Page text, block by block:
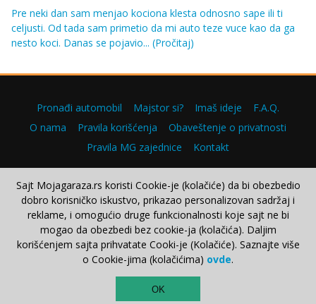
Pre neki dan sam menjao kociona klesta odnosno sape ili ti
celjusti. Od tada sam primetio da mi auto teze vuce kao da ga
nesto koci. Danas se pojavio... (Pročitaj)
Pronađi automobil Majstor si? Imaš ideje
F.A.Q.
O nama
Pravila korišćenja
Obaveštenje o privatnosti
Pravila MG zajednice
Kontakt
Copyright © 2000–2026.
Sajt Mojagaraza.rs koristi Cookie-je (kolačiće) da bi obezbedio
dobro korisničko iskustvo, prikazao personalizovan sadržaj i
reklame, i omogućio druge funkcionalnosti koje sajt ne bi
mogao da obezbedi bez cookie-ja (kolačića). Daljim
korišćenjem sajta prihvatate Cooki-je (Kolačiće). Saznajte više
o Cookie-jima (kolačićima) ovde.
OK